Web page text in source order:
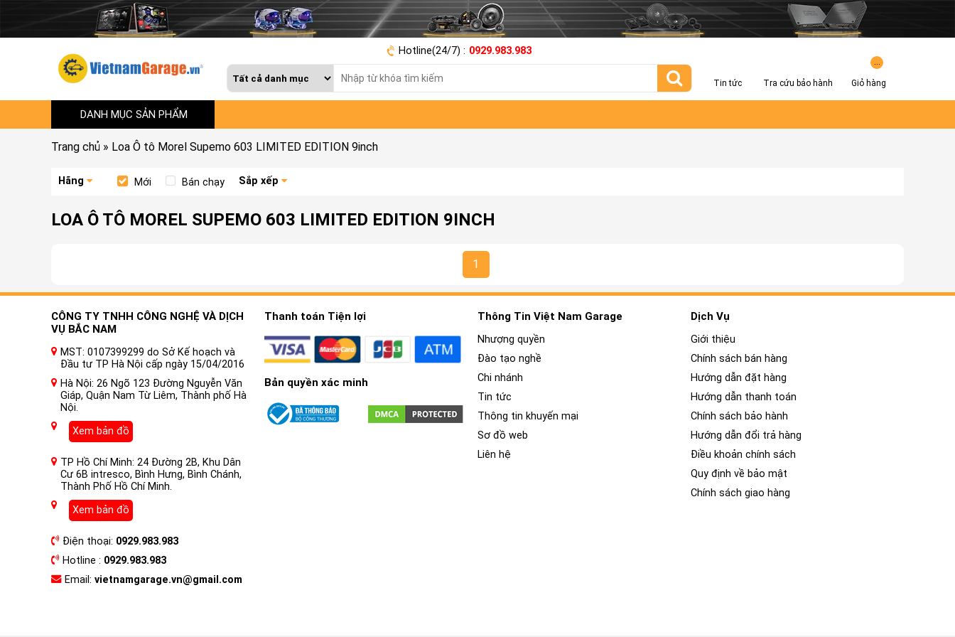
Hotline(24/7) : 0929.983.983
Tin tức Tra cứu bảo hành Giỏ hàng
DANH MỤC SẢN PHẨM
Trang chủ » Loa Ô tô Morel Supemo 603 LIMITED EDITION 9inch
Hãng Mới Bán chạy Sắp xếp
LOA Ô TÔ MOREL SUPEMO 603 LIMITED EDITION 9INCH
1
CÔNG TY TNHH CÔNG NGHỆ VÀ DỊCH
VỤ BẮC NAM
MST: 0107399299 do Sở Kế hoạch và
Đầu tư TP Hà Nội cấp ngày 15/04/2016
Hà Nội: 26 Ngõ 123 Đường Nguyễn Văn
Giáp, Quận Nam Từ Liêm, Thành phố Hà
Nội.
Xem bản đồ
TP Hồ Chí Minh: 24 Đường 2B, Khu Dân
Cư 6B intresco, Bình Hưng, Bình Chánh,
Thành Phố Hồ Chí Minh.
Xem bản đồ
Điện thoại: 0929.983.983
Hotline : 0929.983.983
Email: vietnamgarage.vn@gmail.com
Thanh toán Tiện lợi
Bản quyền xác minh
Thông Tin Việt Nam Garage
Nhượng quyền
Đào tạo nghề
Chi nhánh
Tin tức
Thông tin khuyến mại
Sơ đồ web
Liên hệ
Dịch Vụ
Giới thiệu
Chính sách bán hàng
Hướng dẫn đặt hàng
Hướng dẫn thanh toán
Chính sách bảo hành
Hướng dẫn đổi trả hàng
Điều khoản chính sách
Quy định về bảo mật
Chính sách giao hàng